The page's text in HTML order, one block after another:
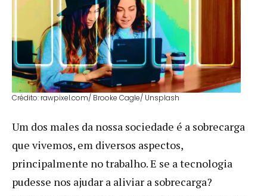
Crédito: rawpixel.com/ Brooke Cagle/ Unsplash
Um dos males da nossa sociedade é a sobrecarga
que vivemos, em diversos aspectos,
principalmente no trabalho. E se a tecnologia
pudesse nos ajudar a aliviar a sobrecarga?